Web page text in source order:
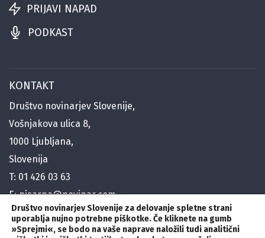
PRIJAVI NAPAD
PODKAST
KONTAKT
Društvo novinarjev Slovenije,
Vošnjakova ulica 8,
1000 Ljubljana,
Slovenija
T: 01 426 03 63
E:pisarna@novinar.com
E:generalni@novinar.com
E:stik@novinar.com
Društvo novinarjev Slovenije za delovanje spletne strani
uporablja nujno potrebne piškotke. Če kliknete na gumb
»Sprejmi«,se bodo na vaše naprave naložili tudi analitični